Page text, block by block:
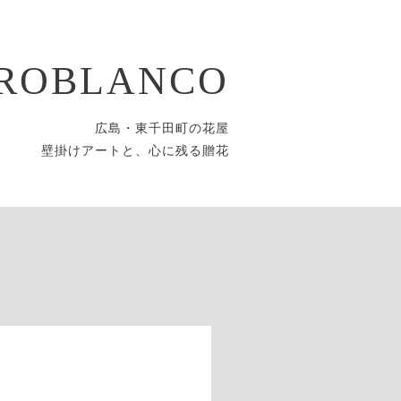
広島・東千田町の花屋
壁掛けアートと、心に残る贈花